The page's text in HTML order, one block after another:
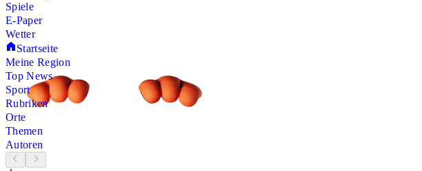
Spiele
E-Paper
Wetter
Startseite
Meine Region
Top News
Sport
Rubriken
Orte
Themen
Autoren